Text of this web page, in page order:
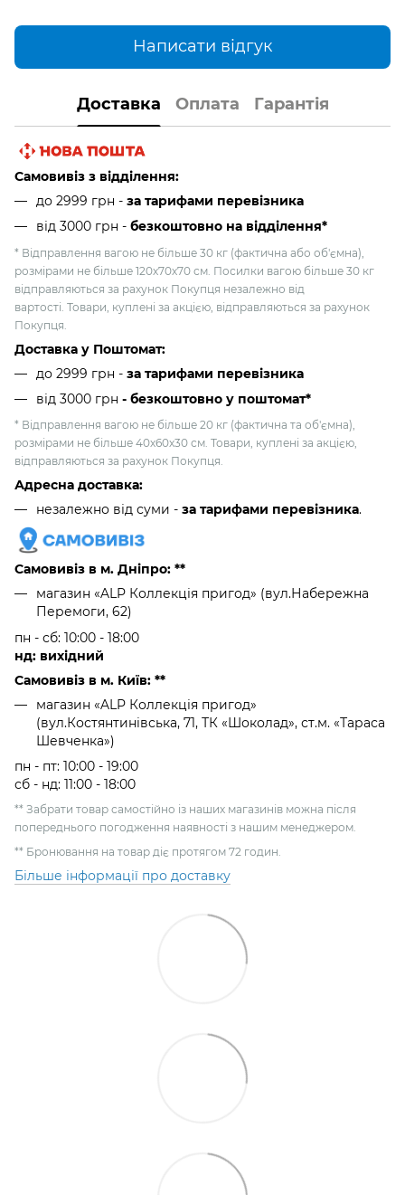
Написати відгук
Доставка Оплата Гарантія
Самовивіз з відділення:
до 2999 грн - за тарифами перевізника
від 3000 грн - безкоштовно на відділення*
* Відправлення вагою не більше 30 кг (фактична або об'ємна),
розмірами не більше 120х70х70 см. Посилки вагою більше 30 кг
відправляються за рахунок Покупця незалежно від
вартості. Товари, куплені за акцією, відправляються за рахунок
Покупця.
Доставка у Поштомат:
до 2999 грн - за тарифами перевізника
від 3000 грн - безкоштовно у поштомат*
* Відправлення вагою не більше 20 кг (фактична та об'ємна),
розмірами не більше 40х60х30 см. Товари, куплені за акцією,
відправляються за рахунок Покупця.
Адресна доставка:
незалежно від суми - за тарифами перевізника.
Самовивіз в м. Дніпро: **
магазин «ALP Коллекція пригод» (вул.Набережна
Перемоги, 62)
пн - сб: 10:00 - 18:00
нд: вихідний
Самовивіз в м. Київ: **
магазин «ALP Коллекція пригод»
(вул.Костянтинівська, 71, ТК «Шоколад», ст.м. «Тараса
Шевченка»)
пн - пт: 10:00 - 19:00
сб - нд: 11:00 - 18:00
** Забрати товар самостійно із наших магазинів можна після
попереднього погодження наявності з нашим менеджером.
** Бронювання на товар діє протягом 72 годин.
Більше інформації про доставку